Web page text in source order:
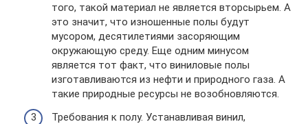
того, такой материал не является вторсырьем. А
это значит, что изношенные полы будут
мусором, десятилетиями засоряющим
окружающую среду. Еще одним минусом
является тот факт, что виниловые полы
изготавливаются из нефти и природного газа. А
такие природные ресурсы не возобновляются.
Требования к полу. Устанавливая винил,